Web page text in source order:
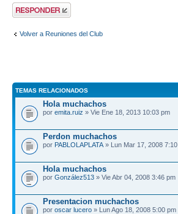
Publicar una
respuesta
Volver a Reuniones del Club
TEMAS RELACIONADOS
Hola muchachos
por emita.ruiz » Vie Ene 18, 2013 10:03 pm
Perdon muchachos
por PABLOLAPLATA » Lun Mar 17, 2008
Hola muchachos
por González513 » Vie Abr 04, 2008 3:46 pm
Presentacion muchachos
por oscar lucero » Lun Ago 18, 2008 5:00 pm